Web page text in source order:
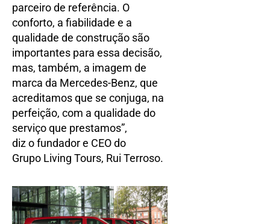
parceiro de referência. O
conforto, a fiabilidade e a
qualidade de construção são
importantes para essa decisão,
mas, também, a imagem de
marca da Mercedes-Benz, que
acreditamos que se conjuga, na
perfeição, com a qualidade do
serviço que prestamos”,
diz o fundador e CEO do
Grupo Living Tours, Rui Terroso.